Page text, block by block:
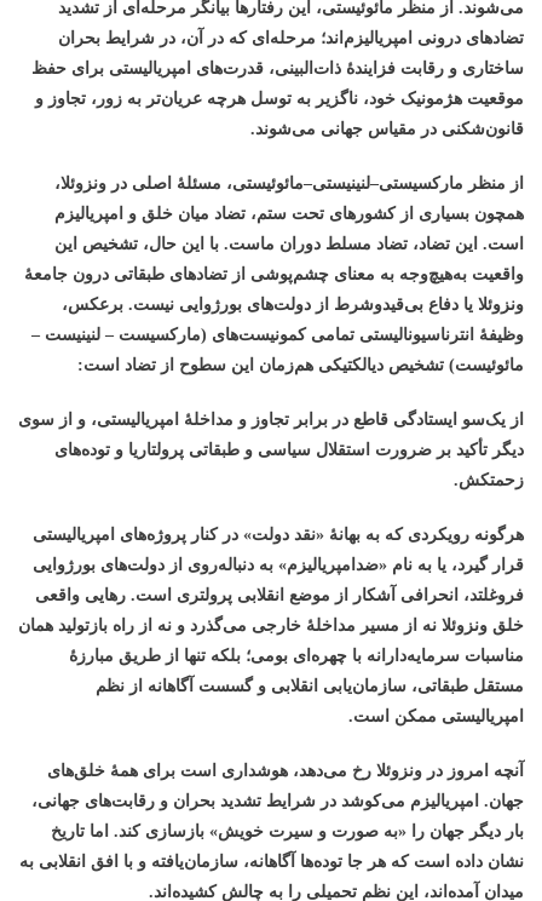
می‌شوند. از منظر مائوئیستی، این رفتارها بیانگر مرحله‌ای از تشدید
تضادهای درونی امپریالیزم‌اند؛ مرحله‌ای که در آن، در شرایط بحران
ساختاری و رقابت فزایندهٔ ذات‌البینی، قدرت‌های امپریالیستی برای حفظ
موقعیت هژمونیک خود، ناگزیر به توسل هرچه عریان‌تر به زور، تجاوز و
قانون‌شکنی در مقیاس جهانی می‌شوند.
از منظر مارکسیستی–لنینیستی–مائوئیستی، مسئلهٔ اصلی در ونزوئلا،
همچون بسیاری از کشورهای تحت ستم، تضاد میان خلق و امپریالیزم
است. این تضاد، تضاد مسلط دوران ماست. با این حال، تشخیص این
واقعیت به‌هیچ‌وجه به معنای چشم‌پوشی از تضادهای طبقاتی درون جامعهٔ
ونزوئلا یا دفاع بی‌قیدوشرط از دولت‌های بورژوایی نیست. برعکس،
وظیفهٔ انترناسیونالیستی تمامی کمونیست‌های (مارکسیست – لنینیست –
مائوئیست) تشخیص دیالکتیکی هم‌زمان این سطوح از تضاد است:
از یک‌سو ایستادگی قاطع در برابر تجاوز و مداخلهٔ امپریالیستی، و از سوی
دیگر تأکید بر ضرورت استقلال سیاسی و طبقاتی پرولتاریا و توده‌های
زحمتکش.
هرگونه رویکردی که به بهانهٔ «نقد دولت» در کنار پروژه‌های امپریالیستی
قرار گیرد، یا به نام «ضدامپریالیزم» به دنباله‌روی از دولت‌های بورژوایی
فروغلتد، انحرافی آشکار از موضع انقلابی پرولتری است. رهایی واقعی
خلق ونزوئلا نه از مسیر مداخلهٔ خارجی می‌گذرد و نه از راه بازتولید همان
مناسبات سرمایه‌دارانه با چهره‌ای بومی؛ بلکه تنها از طریق مبارزهٔ
مستقل طبقاتی، سازمان‌یابی انقلابی و گسست آگاهانه از نظم
امپریالیستی ممکن است.
آنچه امروز در ونزوئلا رخ می‌دهد، هوشداری است برای همهٔ خلق‌های
جهان. امپریالیزم می‌کوشد در شرایط تشدید بحران و رقابت‌های جهانی،
بار دیگر جهان را «به صورت و سیرت خویش» بازسازی کند. اما تاریخ
نشان داده است که هر جا توده‌ها آگاهانه، سازمان‌یافته و با افق انقلابی به
میدان آمده‌اند، این نظم تحمیلی را به چالش کشیده‌اند.